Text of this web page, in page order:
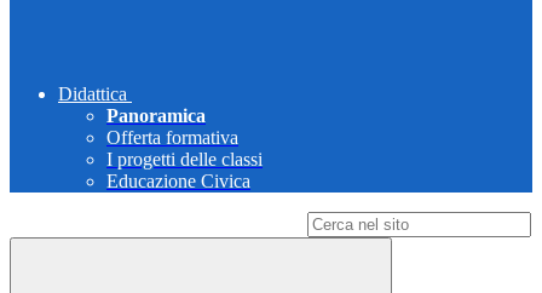
Didattica
Panoramica
Offerta formativa
I progetti delle classi
Educazione Civica